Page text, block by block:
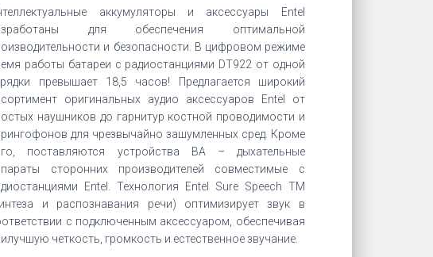
аккумуляторы и аксессуары Entel
для обеспечения оптимальной
и безопасности. В цифровом режиме
работы батареи с радиостанциями DT922 от одной
превышает 18,5 часов! Предлагается широкий
оригинальных аудио аксессуаров Entel от
наушников до гарнитур костной проводимости и
для чрезвычайно зашумленных сред. Кроме
поставляются устройства ВА – дыхательные
сторонних производителей совместимые с
Entel. Технология Entel Sure Speech TM
и распознавания речи) оптимизирует звук в
с подключенным аксессуаром, обеспечивая
четкость, громкость и естественное звучание.